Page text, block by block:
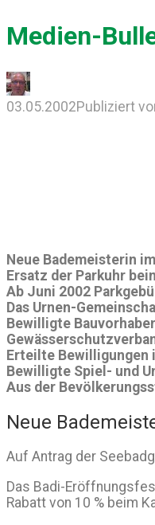
Medien-
03.05.2002Publiziert
Neue Bademeisterin
Ersatz der Parkuhr
Ab Juni 2002
Das Urnen-
Bewilligte
Erteilte Bewilligungen
Bewilligte Spiel- und
Aus der
Neue
Auf Antrag der
Das Badi-
Rabatt von 10 % beim